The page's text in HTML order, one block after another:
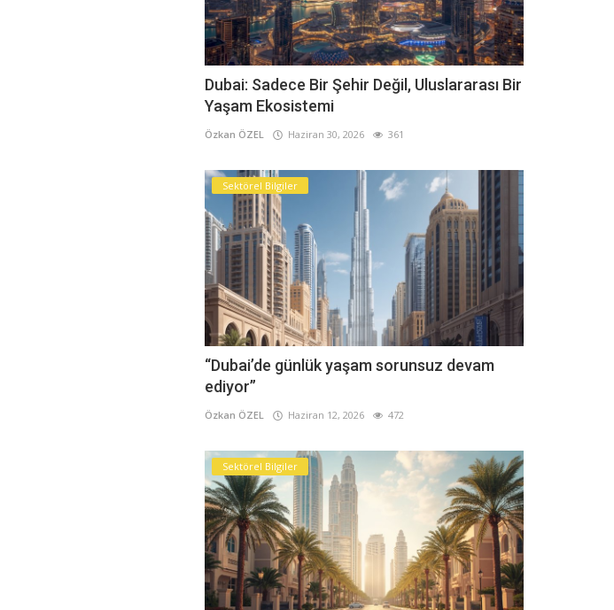
Dubai: Sadece Bir Şehir Değil, Uluslararası Bir
Yaşam Ekosistemi
Özkan ÖZEL Haziran 30, 2026 361
Sektörel Bilgiler
“Dubai’de günlük yaşam sorunsuz devam
ediyor”
Özkan ÖZEL Haziran 12, 2026 472
Sektörel Bilgiler